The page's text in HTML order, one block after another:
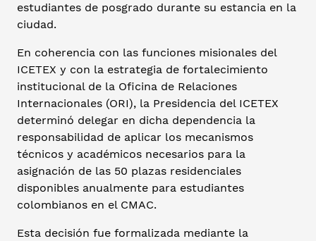
estudiantes de posgrado durante su estancia en la
ciudad.
En coherencia con las funciones misionales del
ICETEX y con la estrategia de fortalecimiento
institucional de la Oficina de Relaciones
Internacionales (ORI), la Presidencia del ICETEX
determinó delegar en dicha dependencia la
responsabilidad de aplicar los mecanismos
técnicos y académicos necesarios para la
asignación de las 50 plazas residenciales
disponibles anualmente para estudiantes
colombianos en el CMAC.
Esta decisión fue formalizada mediante la